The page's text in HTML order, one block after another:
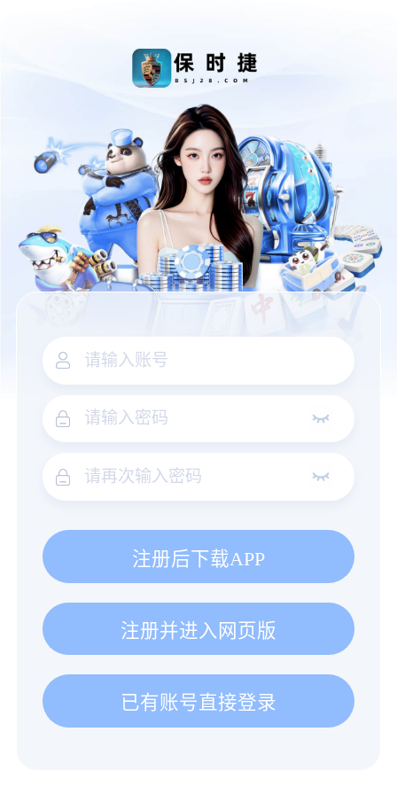
注册后下载APP
注册并进入网页版
已有账号直接登录